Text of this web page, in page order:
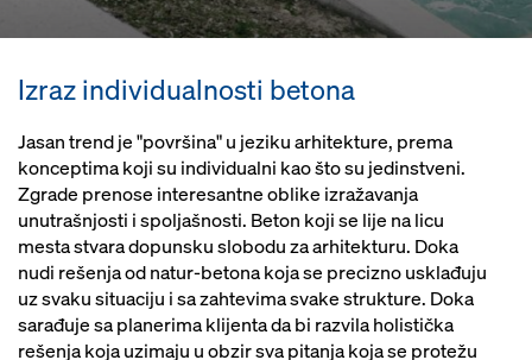
Izraz individualnosti betona
Jasan trend je "površina" u jeziku arhitekture, prema
konceptima koji su individualni kao što su jedinstveni.
Zgrade prenose interesantne oblike izražavanja
unutrašnjosti i spoljašnosti. Beton koji se lije na licu
mesta stvara dopunsku slobodu za arhitekturu. Doka
nudi rešenja od natur-betona koja se precizno usklađuju
uz svaku situaciju i sa zahtevima svake strukture. Doka
sarađuje sa planerima klijenta da bi razvila holistička
rešenja koja uzimaju u obzir sva pitanja koja se protežu